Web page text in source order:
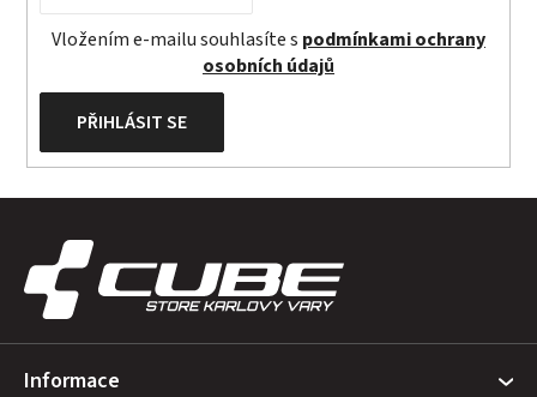
Vložením e-mailu souhlasíte s podmínkami ochrany
osobních údajů
PŘIHLÁSIT SE
Informace